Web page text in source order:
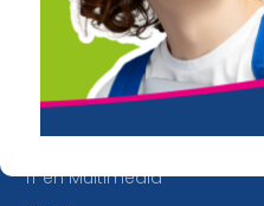
Lesaanbod
Algemene vorming
Constructie en Techniek
Economie en Maatschappij
IT en Multimedia